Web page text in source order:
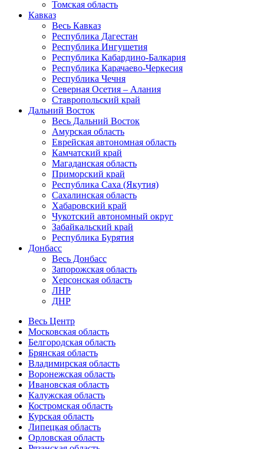
Томская область
Кавказ
Весь Кавказ
Республика Дагестан
Республика Ингушетия
Республика Кабардино-Балкария
Республика Карачаево-Черкесия
Республика Чечня
Северная Осетия – Алания
Ставропольский край
Дальний Восток
Весь Дальний Восток
Амурская область
Еврейская автономная область
Камчатский край
Магаданская область
Приморский край
Республика Саха (Якутия)
Сахалинская область
Хабаровский край
Чукотский автономный округ
Забайкальский край
Республика Бурятия
Донбасс
Весь Донбасс
Запорожская область
Херсонская область
ЛНР
ДНР
Весь Центр
Московская область
Белгородская область
Брянская область
Владимирская область
Воронежская область
Ивановская область
Калужская область
Костромская область
Курская область
Липецкая область
Орловская область